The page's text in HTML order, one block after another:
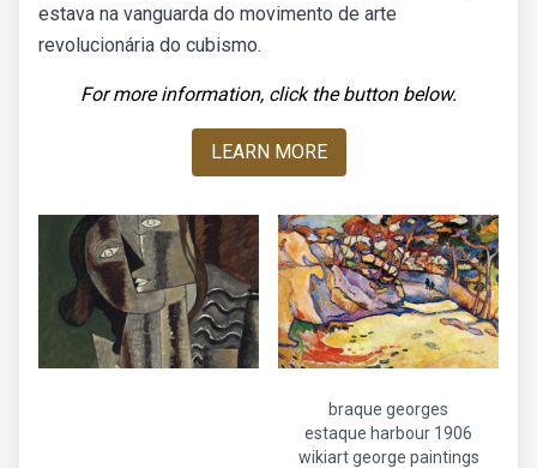
estava na vanguarda do movimento de arte
revolucionária do cubismo.
For more information, click the button below.
LEARN MORE
braque georges
estaque harbour 1906
wikiart george paintings